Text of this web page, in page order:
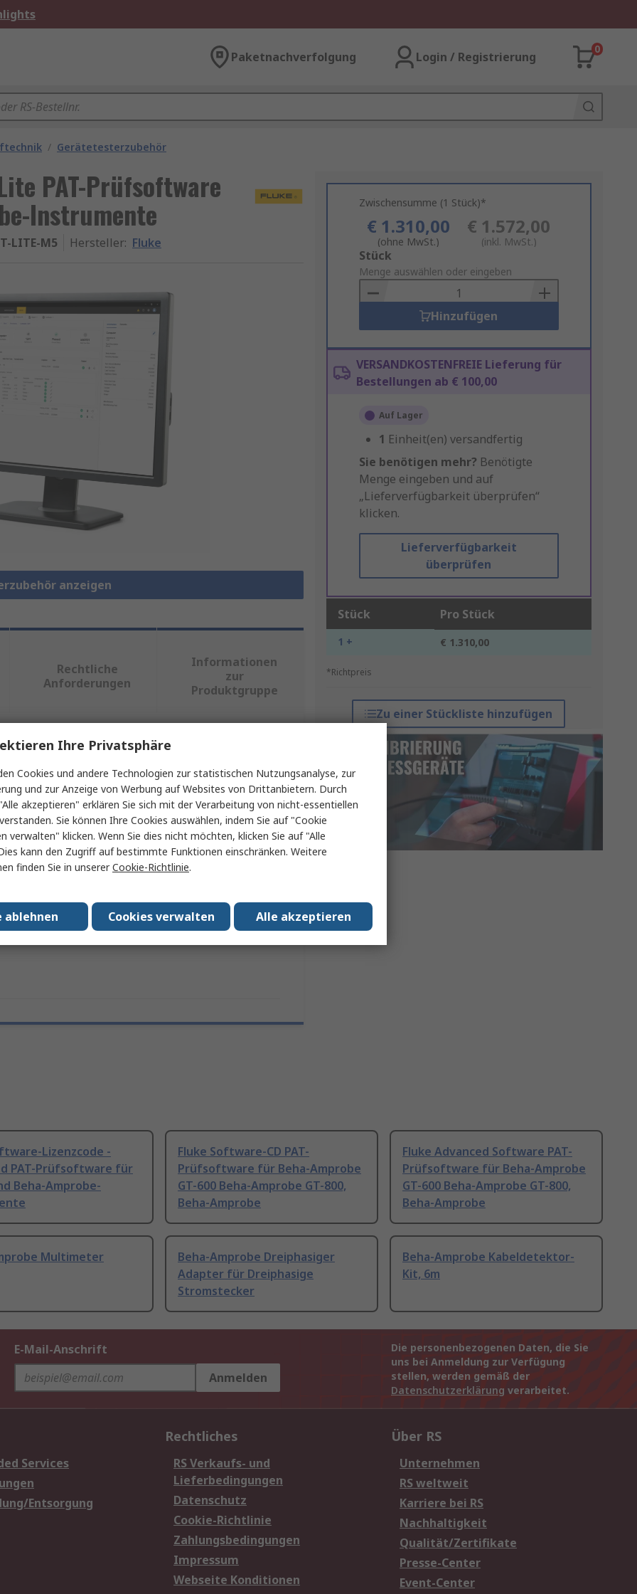
Paketnachverfolgung Login / Registrierung
0
/ Gerätetesterzubehör
PAT-Prüfsoftware
Instrumente
LITE-M5 Hersteller: Fluke
anzeigen
Zwischensumme (1 Stück)*
€ 1.310,00
(ohne MwSt.)
€ 1.572,00
(inkl. MwSt.)
Add
to
Basket
Stück
Menge auswählen oder eingeben
Hinzufügen
VERSANDKOSTENFREIE Lieferung für
Bestellungen ab € 100,00
Auf Lager
1 Einheit(en) versandfertig
Sie benötigen mehr? Benötigte
Menge eingeben und auf
„Lieferverfügbarkeit überprüfen“
klicken.
Lieferverfügbarkeit
überprüfen
Stück Pro Stück
1 + € 1.310,00
*Richtpreis
Zu einer Stückliste hinzufügen
Rechtliche
Anforderungen
Informationen
zur
Produktgruppe
oder mehrere Eigenschaften auswählen.
Wert
Fluke
PAT-Prüfsoftware
Softwarelizenzcode - Lite
Fluke- und Beha-Amprobe-Instrumente
No
Lizenzcode -
PAT-Prüfsoftware für
Beha-Amprobe-
Fluke Software-CD PAT-
Prüfsoftware für Beha-Amprobe
GT-600 Beha-Amprobe GT-800,
Beha-Amprobe
Fluke Advanced Software PAT-
Prüfsoftware für Beha-Amprobe
GT-600 Beha-Amprobe GT-800,
Beha-Amprobe
Multimeter
Beha-Amprobe Dreiphasiger
Adapter für Dreiphasige
Stromstecker
Beha-Amprobe Kabeldetektor-
Kit, 6m
E-Mail-Anschrift
Anmelden
Die personenbezogenen Daten, die Sie
uns bei Anmeldung zur Verfügung
stellen, werden gemäß der
Datenschutzerklärung verarbeitet.
Services
Entsorgung
Rechtliches
RS Verkaufs- und
Lieferbedingungen
Datenschutz
Cookie-Richtlinie
Zahlungsbedingungen
Impressum
Webseite Konditionen
Über RS
Unternehmen
RS weltweit
Karriere bei RS
Nachhaltigkeit
Qualität/Zertifikate
Presse-Center
Event-Center
Ihre Privatsphäre
Cookies und andere Technologien zur statistischen Nutzungsanalyse, zur
und zur Anzeige von Werbung auf Websites von Drittanbietern. Durch
akzeptieren" erklären Sie sich mit der Verarbeitung von nicht-essentiellen
Sie können Ihre Cookies auswählen, indem Sie auf "Cookie
verwalten" klicken. Wenn Sie dies nicht möchten, klicken Sie auf "Alle
kann den Zugriff auf bestimmte Funktionen einschränken. Weitere
finden Sie in unsererCookie-Richtlinie.
Alle akzeptieren
Cookies verwalten
ablehnen